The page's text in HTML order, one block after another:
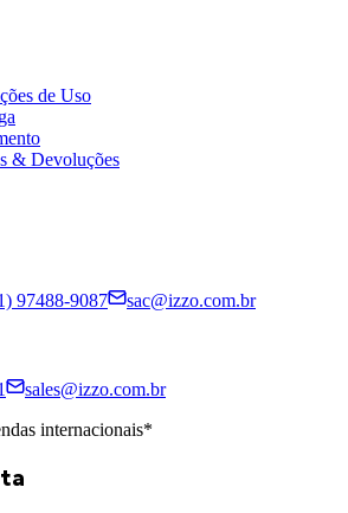
de Uso
& Devoluções
97488-9087
sac@izzo.com.br
sales@izzo.com.br
internacionais*